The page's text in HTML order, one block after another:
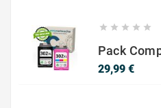
    
29,99 €Prix